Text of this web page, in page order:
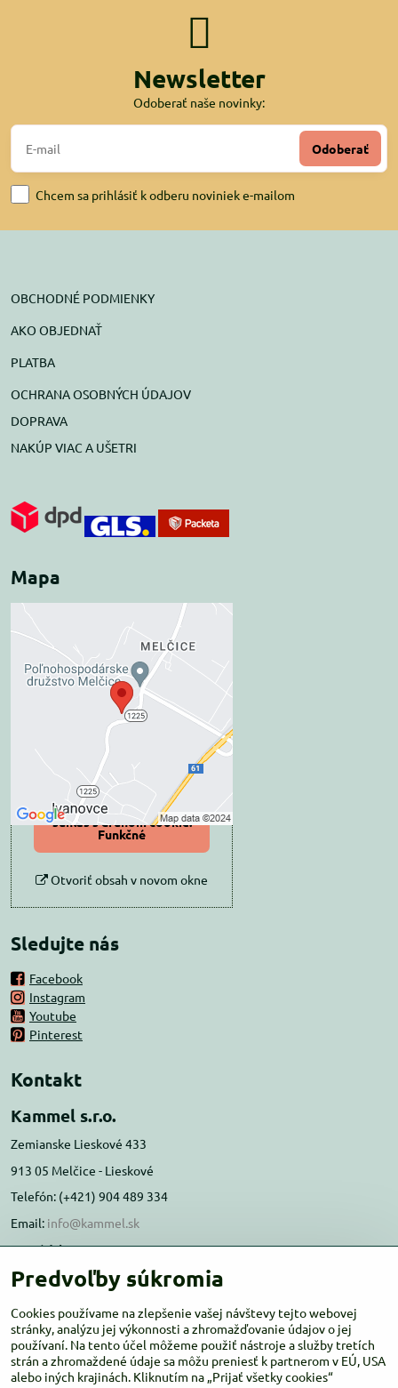
Newsletter
Odoberať naše novinky:
Odoberať
Chcem sa prihlásiť k odberu noviniek e-mailom
OBCHODNÉ PODMIENKY
AKO OBJEDNAŤ
PLATBA
OCHRANA OSOBNÝCH ÚDAJOV
DOPRAVA
NAKÚP VIAC A UŠETRI
Mapa
Externý obsah je
blokovaný Voľbami
súkromia
Prajete si načítať externý obsah?
Povoliť tentokrát
Povoliť a zapamätať -
súhlas s druhom cookie:
Funkčné
Otvoriť obsah v novom okne
Sledujte nás
Facebook
Instagram
Youtube
Pinterest
Kontakt
Kammel s.r.o.
Zemianske Lieskové 433
913 05 Melčice - Lieskové
Telefón: (+421) 904 489 334
Email: info@kammel.sk
Prevádzka:
Administratívna budova PD Melčice
Otváracie hodiny:PO-ŠT 8:00 - 16:00
PIA-NE Zatvorené
Predvoľby súkromia
Cookies používame na zlepšenie vašej návštevy tejto webovej
stránky, analýzu jej výkonnosti a zhromažďovanie údajov o jej
používaní. Na tento účel môžeme použiť nástroje a služby tretích
strán a zhromaždené údaje sa môžu preniesť k partnerom v EÚ, USA
alebo iných krajinách. Kliknutím na „Prijať všetky cookies“